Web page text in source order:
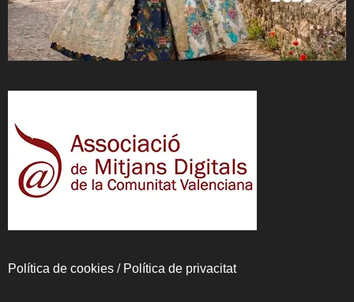
Política de cookies / Política de privacitat